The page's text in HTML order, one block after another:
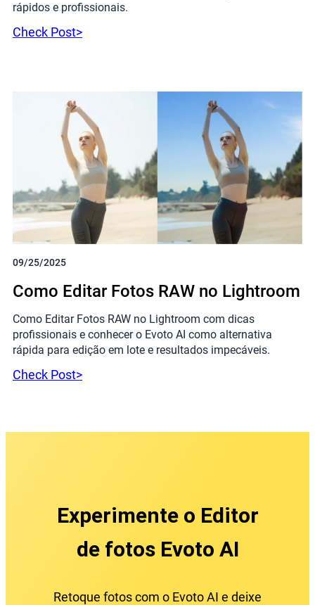
rápidos e profissionais.
Check Post>
09/25/2025
Como Editar Fotos RAW no Lightroom
Como Editar Fotos RAW no Lightroom com dicas
profissionais e conhecer o Evoto AI como alternativa
rápida para edição em lote e resultados impecáveis.
Check Post>
Experimente o Editor
de fotos Evoto AI
Retoque fotos com o Evoto AI e deixe